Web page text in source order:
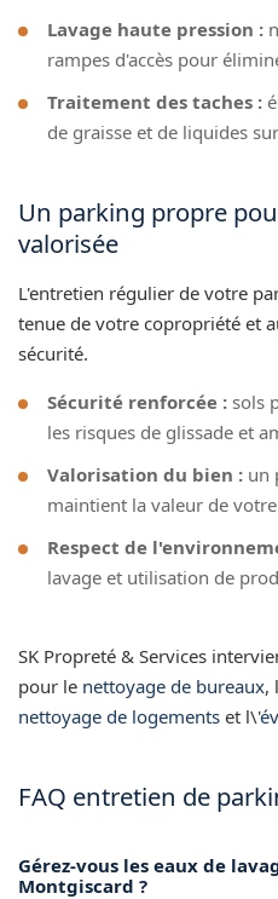
Lavage haute pression :
rampes d'accès pour
Traitement des taches :
de graisse et de liquides
Un parking propre
valorisée
L'entretien régulier de votre
tenue de votre copropriété et
sécurité.
Sécurité renforcée : sols
les risques de glissade et
Valorisation du bien : un
maintient la valeur de
Respect de
lavage et utilisation de
SK Propreté & Services
pour le nettoyage de bureaux,
nettoyage de logements et l\'
FAQ entretien de
Gérez-vous les eaux de
Montgiscard ?